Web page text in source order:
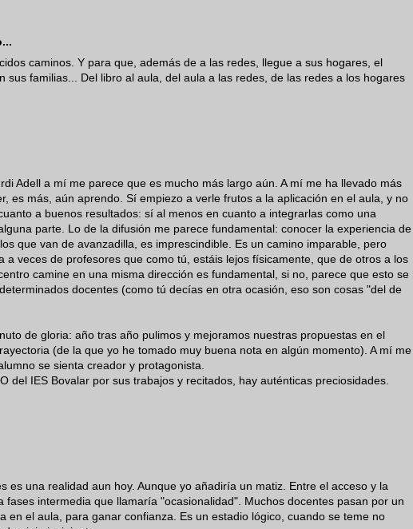
caminos. Y para que, además de a las redes, llegue a sus hogares, el
sus familias... Del libro al aula, del aula a las redes, de las redes a los hogares
Adell a mí me parece que es mucho más largo aún. A mí me ha llevado más
es más, aún aprendo. Sí empiezo a verle frutos a la aplicación en el aula, y no
a buenos resultados: sí al menos en cuanto a integrarlas como una
parte. Lo de la difusión me parece fundamental: conocer la experiencia de
que van de avanzadilla, es imprescindible. Es un camino imparable, pero
a veces de profesores que como tú, estáis lejos físicamente, que de otros a los
camine en una misma dirección es fundamental, si no, parece que esto se
docentes (como tú decías en otra ocasión, eso son cosas "del de
de gloria: año tras año pulimos y mejoramos nuestras propuestas en el
(de la que yo he tomado muy buena nota en algún momento). A mí me
se sienta creador y protagonista.
del IES Bovalar por sus trabajos y recitados, hay auténticas preciosidades.
es una realidad aun hoy. Aunque yo añadiría un matiz. Entre el acceso y la
fases intermedia que llamaría "ocasionalidad". Muchos docentes pasan por un
en el aula, para ganar confianza. Es un estadio lógico, cuando se teme no